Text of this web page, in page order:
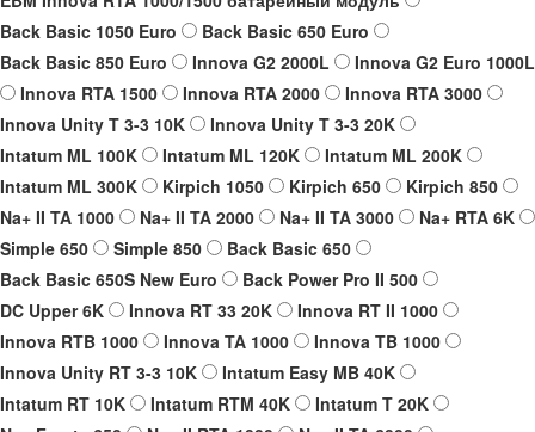
Back Basic 1050 Euro
Back Basic 650 Euro
Back Basic 850 Euro
Innova G2 2000L
Innova G2 Euro 1000L
Innova RTA 1500
Innova RTA 2000
Innova RTA 3000
Innova Unity T 3-3 10K
Innova Unity T 3-3 20K
Intatum ML 100K
Intatum ML 120K
Intatum ML 200K
Intatum ML 300K
Kirpich 1050 Kirpich 650
Kirpich 850
Na+ II TA 1000
Na+ II TA 2000 Na+ II TA 3000
Na+ RTA 6K
Simple 650
Simple 850
Back Basic 650
Back Basic 650S New Euro
Back Power Pro II 500
DC Upper 6K
Innova RT 33 20K
Innova RT II 1000
Innova RTB 1000
Innova TA 1000
Innova TB 1000
Innova Unity RT 3-3 10K
Intatum Easy MB 40K
Intatum RT 10K
Intatum RTM 40K
Intatum T 20K